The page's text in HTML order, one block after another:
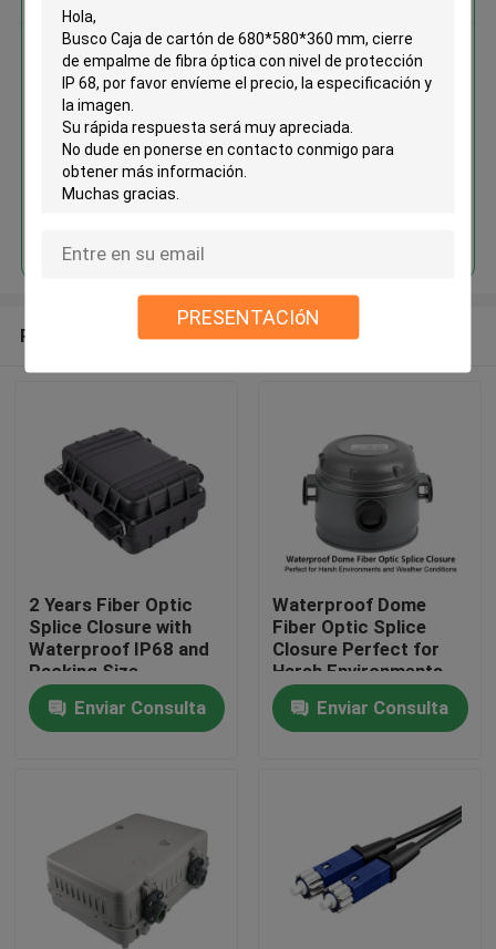
PRESENTACIóN
Productos
Sobre nosotros
Caja de cartón de 680*580*360
mm, cierre de empalme de fibra
IP 68
Productos recomendados
2 Years Fiber Optic
Splice Closure with
Waterproof IP68 and
Packing Size
300*235*100mm
Enviar Consulta
Waterproof Dome
Fiber Optic Splice
Closure Perfect for
Harsh Environments
and Weather
ConditionsEnviar Consulta